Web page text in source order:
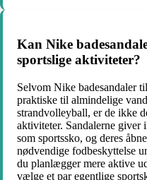
Kan Nike
sportslige aktiviteter?
Selvom Nike badesandaler
praktiske til almindelige
strandvolleyball, er de ikke
aktiviteter. Sandalerne giver
som sportssko, og deres
nødvendige fodbeskyttelse
du planlægger mere aktive
vælge et par egentlige